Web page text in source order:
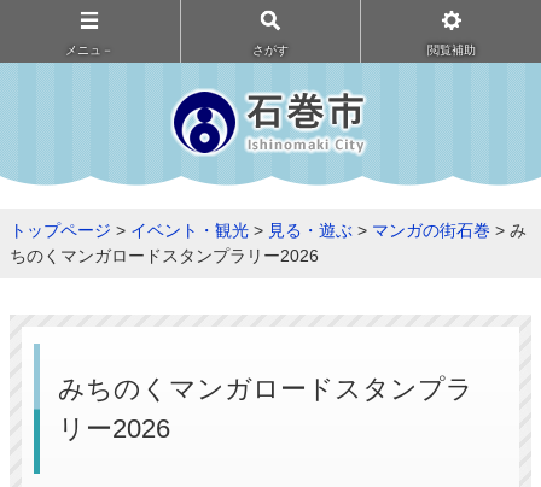
メニュ－ さがす 閲覧補助
トップページ > イベント・観光 > 見る・遊ぶ > マンガの街石巻 > み
ちのくマンガロードスタンプラリー2026
みちのくマンガロードスタンプラ
リー2026